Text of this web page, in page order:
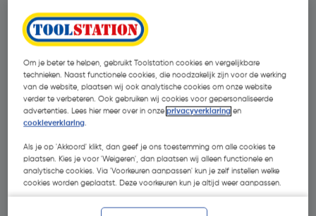
€ 74,00| Excl. btw € 61,16
Om je beter te helpen, gebruikt Toolstation cookies en vergelijkbare
technieken. Naast functionele cookies, die noodzakelijk zijn voor de werking
van de website, plaatsen wij ook analytische cookies om onze website
verder te verbeteren. Ook gebruiken wij cookies voor gepersonaliseerde
advertenties. Lees hier meer over in onzeprivacyverklaring en
cookieverklaring.
Als je op 'Akkoord' klikt, dan geef je ons toestemming om alle cookies te
plaatsen. Kies je voor 'Weigeren', dan plaatsen wij alleen functionele en
analytische cookies. Via 'Voorkeuren aanpassen' kun je zelf instellen welke
cookies worden geplaatst. Deze voorkeuren kun je altijd weer aanpassen.